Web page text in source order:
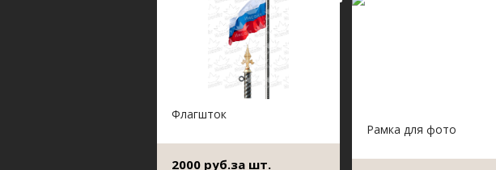
Флагшток
2000 руб.за шт.
Рамка для фото